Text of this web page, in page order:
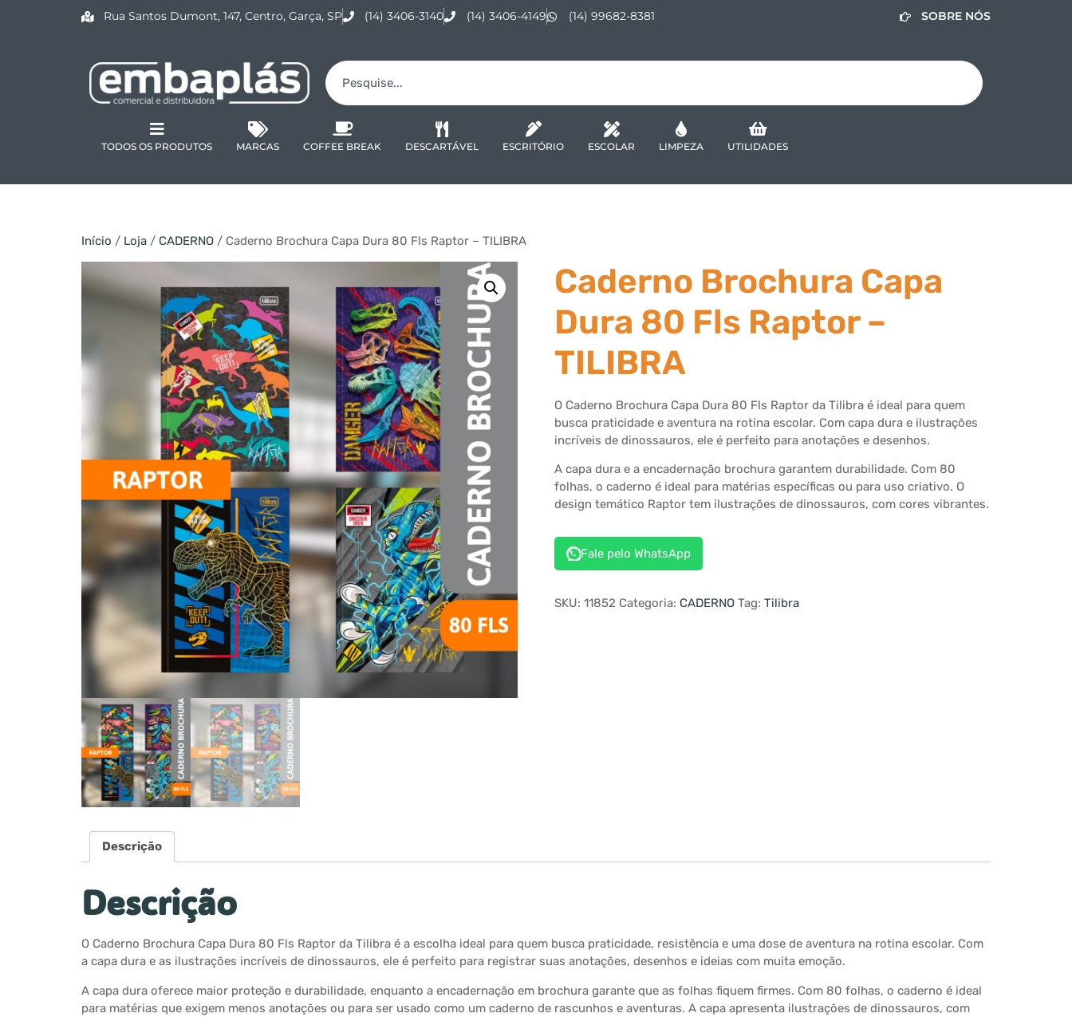
Rua Santos Dumont, 147, Centro, Garça, SP (14) 3406-3140 (14) 3406-4149 (14) 99682-8381 SOBRE NÓS
TODOS OS PRODUTOS MARCAS COFFEE BREAK DESCARTÁVEL ESCRITÓRIO ESCOLAR LIMPEZA UTILIDADES
Início / Loja / CADERNO / Caderno Brochura Capa Dura 80 Fls Raptor – TILIBRA
Caderno Brochura Capa
Dura 80 Fls Raptor –
TILIBRA
O Caderno Brochura Capa Dura 80 Fls Raptor da Tilibra é ideal para quem
busca praticidade e aventura na rotina escolar. Com capa dura e ilustrações
incríveis de dinossauros, ele é perfeito para anotações e desenhos.
A capa dura e a encadernação brochura garantem durabilidade. Com 80
folhas, o caderno é ideal para matérias específicas ou para uso criativo. O
design temático Raptor tem ilustrações de dinossauros, com cores vibrantes.
Fale pelo WhatsApp
SKU: 11852 Categoria: CADERNO Tag: Tilibra
Descrição
Descrição
O Caderno Brochura Capa Dura 80 Fls Raptor da Tilibra é a escolha ideal para quem busca praticidade, resistência e uma dose de aventura na rotina escolar. Com
a capa dura e as ilustrações incríveis de dinossauros, ele é perfeito para registrar suas anotações, desenhos e ideias com muita emoção.
A capa dura oferece maior proteção e durabilidade, enquanto a encadernação em brochura garante que as folhas fiquem firmes. Com 80 folhas, o caderno é ideal
para matérias que exigem menos anotações ou para ser usado como um caderno de rascunhos e aventuras. A capa apresenta ilustrações de dinossauros, com